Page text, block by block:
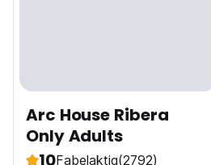
Arc House Ribera
Only Adults
10Fabelaktig(2792)